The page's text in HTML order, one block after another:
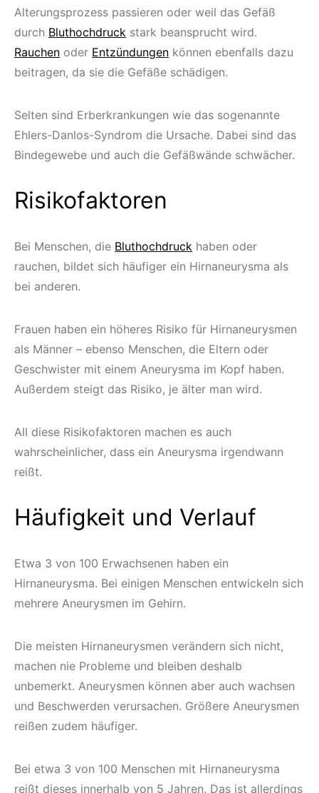
Alterungsprozess passieren oder weil das Gefäß
durch Bluthochdruck stark beansprucht wird.
Rauchen oder Entzündungen können ebenfalls dazu
beitragen, da sie die Gefäße schädigen.
Selten sind Erberkrankungen wie das sogenannte
Ehlers-Danlos-Syndrom die Ursache. Dabei sind das
Bindegewebe und auch die Gefäßwände schwächer.
Risikofaktoren
Bei Menschen, die Bluthochdruck haben oder
rauchen, bildet sich häufiger ein Hirnaneurysma als
bei anderen.
Frauen haben ein höheres Risiko für Hirnaneurysmen
als Männer – ebenso Menschen, die Eltern oder
Geschwister mit einem Aneurysma im Kopf haben.
Außerdem steigt das Risiko, je älter man wird.
All diese Risikofaktoren machen es auch
wahrscheinlicher, dass ein Aneurysma irgendwann
reißt.
Häufigkeit und Verlauf
Etwa 3 von 100 Erwachsenen haben ein
Hirnaneurysma. Bei einigen Menschen entwickeln sich
mehrere Aneurysmen im Gehirn.
Die meisten Hirnaneurysmen verändern sich nicht,
machen nie Probleme und bleiben deshalb
unbemerkt. Aneurysmen können aber auch wachsen
und Beschwerden verursachen. Größere Aneurysmen
reißen zudem häufiger.
Bei etwa 3 von 100 Menschen mit Hirnaneurysma
reißt dieses innerhalb von 5 Jahren. Das ist allerdings